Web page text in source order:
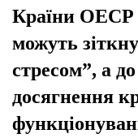
Країни ОЕСР
можуть
стресом”, а
досягнення